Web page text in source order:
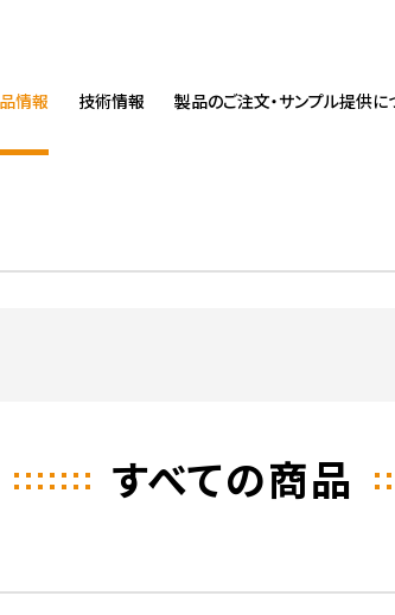
情報 技術情報 製品のご注文・サンプル提供に
すべての商品